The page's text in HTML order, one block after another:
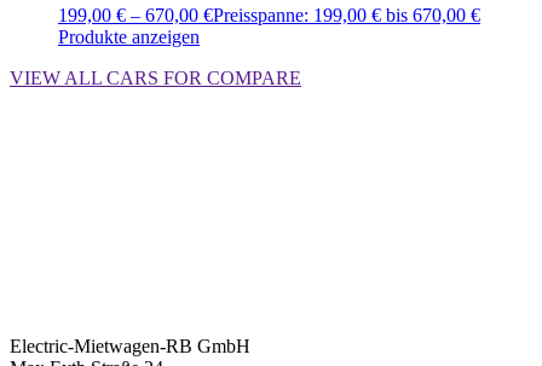
199,00 € – 670,00 €Preisspanne: 199,00 € bis 670,00 €
Produkte anzeigen
VIEW ALL CARS FOR COMPARE
Electric-Mietwagen-RB GmbH